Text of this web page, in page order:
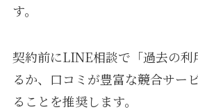
す。
契約前にLINE相談で「過去の利
るか、口コミが豊富な競合サー
ることを推奨します。